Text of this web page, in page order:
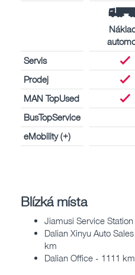
Servis
Prodej
MAN TopUsed
BusTopService
eMobility (+)
Blízká místa
Jiamusi Service
Dalian Xinyu Auto
km
Dalian Office - 1111 km